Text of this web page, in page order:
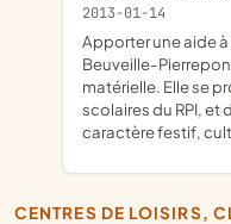
2013-01-14
apporter une aide à la scolarité des enfants du RPI
Beuveille-
matérielle. Elle se
scolaires du RPI, et
caractère festif,
CENTRES DE LOISIRS,